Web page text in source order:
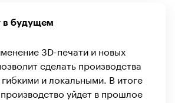
в будущем
3D-печати и новых
сделать производства
и локальными. В итоге
уйдет в прошлое